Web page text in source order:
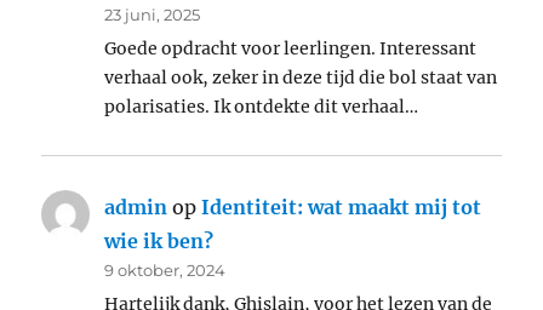
23 juni, 2025
Goede opdracht voor leerlingen. Interessant
verhaal ook, zeker in deze tijd die bol staat van
polarisaties. Ik ontdekte dit verhaal…
admin opIdentiteit: wat maakt mij tot
wie ik ben?
9 oktober, 2024
Hartelijk dank, Ghislain, voor het lezen van de